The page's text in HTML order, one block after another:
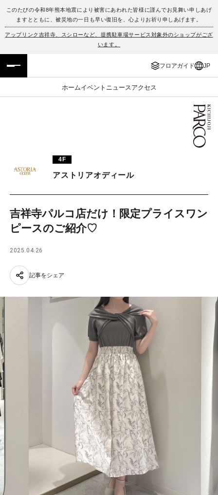
このたびの令和8年熊本地震により被害にあわれた皆様に謹んでお見舞い申しあげ
ますとともに、被災地の一日も早い復旧を、心よりお祈り申しあげます。
アップリンク吉祥寺、スシローなど、提携駐車場サービス対象外のショップがござ
います。
フロアガイド JP
ホームイベント ニュース アクセス
フロアガイド
イベント・ポップアップ
ニュース
PARCOメンバーズ
ENGLISH
簡体字
한국어
4F
アストリアオディール
吉祥寺パルコ店だけ！限定プライスワン
ピースのご紹介♡
2025.04.26
記事をシェア